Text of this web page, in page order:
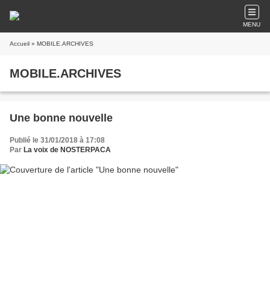
MENU
Accueil » MOBILE.ARCHIVES
MOBILE.ARCHIVES
Une bonne nouvelle
Publié le 31/01/2018 à 17:08
Par La voix de NOSTERPACA